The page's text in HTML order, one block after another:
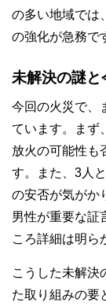
の多い地域では
の強化が急務で
未解決の謎と
今回の火災で、
ています。まず
放火の可能性も
す。また、3人
の安否が気がか
男性が重要な証
ころ詳細は明ら
こうした未解決
た取り組みの要